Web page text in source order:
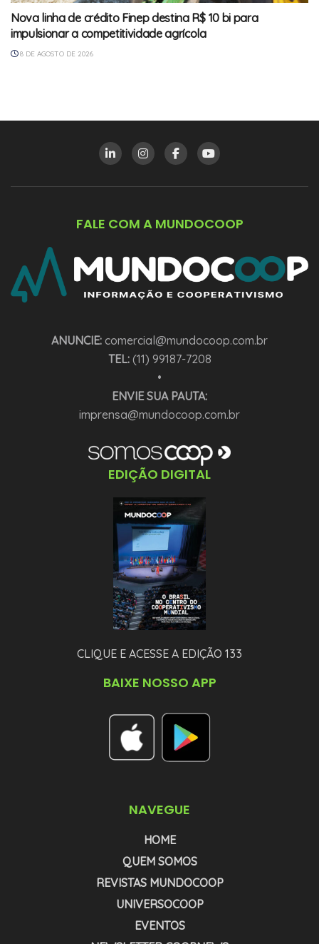
Nova linha de crédito Finep destina R$ 10 bi para
impulsionar a competitividade agrícola
8 DE AGOSTO DE 2026
FALE COM A MUNDOCOOP
ANUNCIE: comercial@mundocoop.com.br
TEL:(11) 99187-7208
•
ENVIE SUA PAUTA:
imprensa@mundocoop.com.br
EDIÇÃO DIGITAL
CLIQUE E ACESSE A EDIÇÃO 133
BAIXE NOSSO APP
NAVEGUE
HOME
QUEM SOMOS
REVISTAS MUNDOCOOP
UNIVERSOCOOP
EVENTOS